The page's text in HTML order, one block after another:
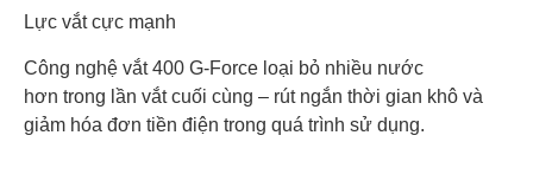
Lực vắt cực mạnh
Công nghệ vắt 400 G-Force loại bỏ nhiều nước
hơn trong lần vắt cuối cùng – rút ngắn thời gian khô và
giảm hóa đơn tiền điện trong quá trình sử dụng.